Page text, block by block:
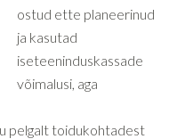
ostud ette planeerinud
ja kasutad
iseteeninduskassade
võimalusi, aga
pelgalt toidukohtadest